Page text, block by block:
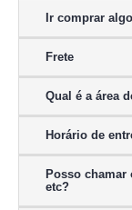
Ir comprar
Frete
Qual é a área
Horário de
Posso
etc?